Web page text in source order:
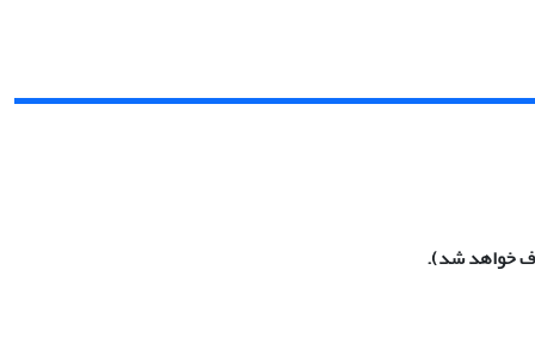
خواهد شد).